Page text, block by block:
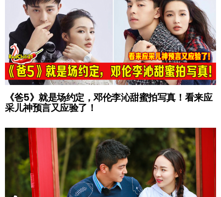
《爸5》就是场约定，邓伦李沁甜蜜拍写真！看来应
采儿神预言又应验了！